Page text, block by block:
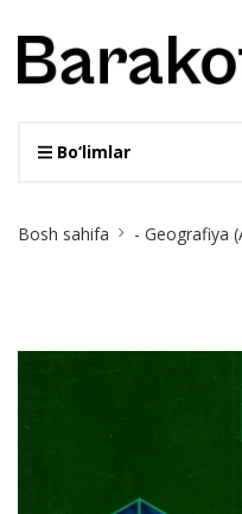
Bo‘limlar
Breadcrumb
Bosh sahifa - Geografiya